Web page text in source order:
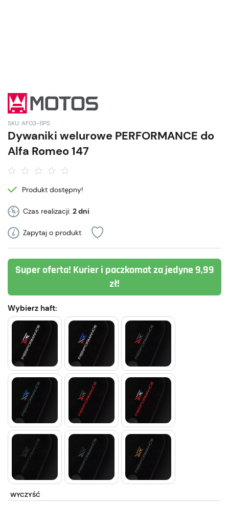
SKU: AF03-1|PS
Dywaniki welurowe PERFORMANCE do
Alfa Romeo 147
Produkt dostępny!
Czas realizacji: 2 dni
Zapytaj o produkt
Super oferta! Kurier i paczkomat za jedyne 9,99
zł!
Wybierz haft:
WYCZYŚĆ